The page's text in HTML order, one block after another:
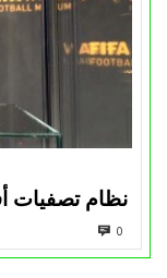
نظام تصفيات
0